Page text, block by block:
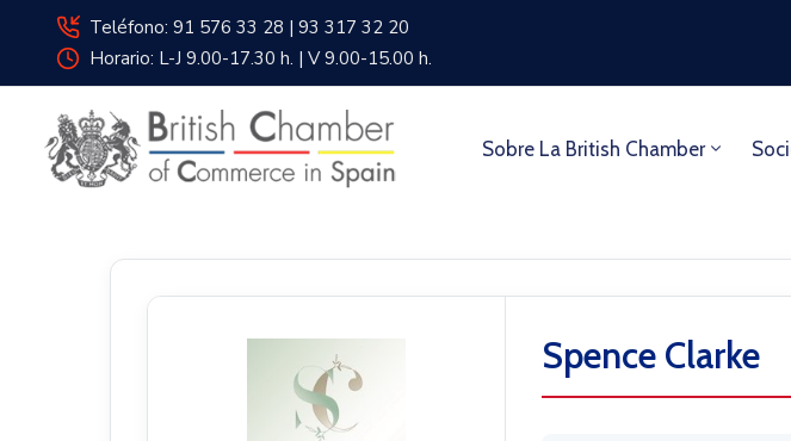
Teléfono: 91 576 33 28 | 93 317 32 20
Horario: L-J 9.00-17.30 h. | V 9.00-15.00 h.
Sobre La British Chamber
Spence Clarke